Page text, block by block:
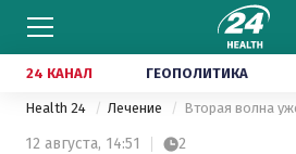
24 КАНАЛ ГЕОПОЛИТИКА
Health 24 Лечение
12 августа, 14:51 2